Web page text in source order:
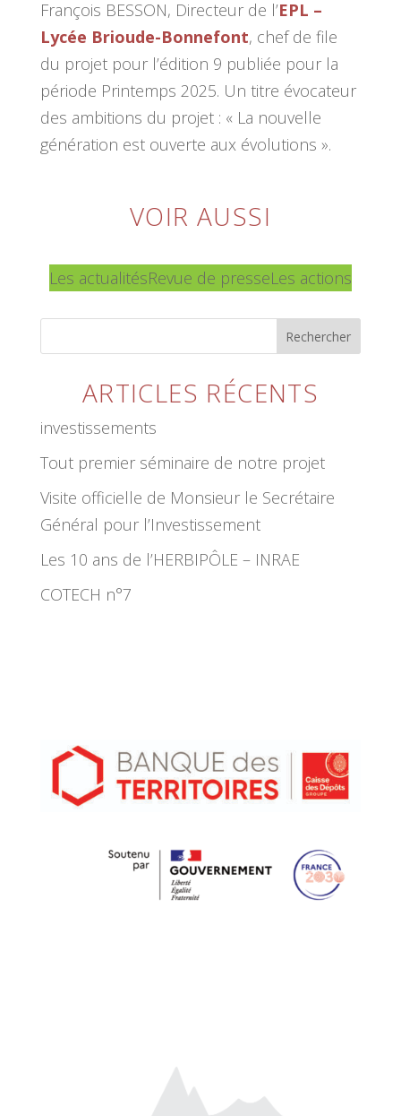
François BESSON, Directeur de l’EPL –
Lycée Brioude-Bonnefont, chef de file
du projet pour l’édition 9 publiée pour la
période Printemps 2025. Un titre évocateur
des ambitions du projet : « La nouvelle
génération est ouverte aux évolutions ».
VOIR AUSSI
Les actualitésRevue de presseLes actions
Rechercher
ARTICLES RÉCENTS
investissements
Tout premier séminaire de notre projet
Visite officielle de Monsieur le Secrétaire
Général pour l’Investissement
Les 10 ans de l’HERBIPÔLE – INRAE
COTECH n°7